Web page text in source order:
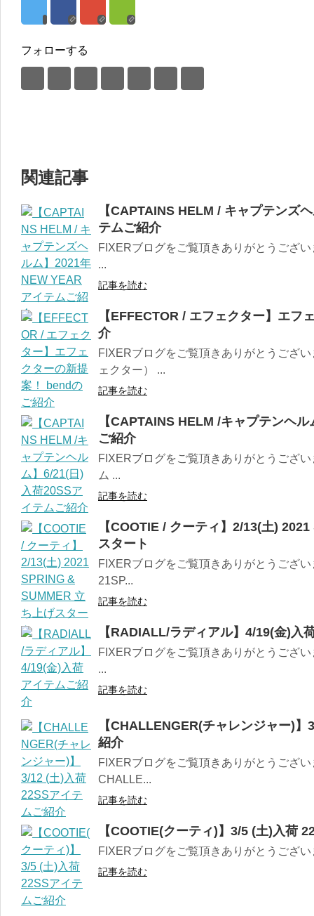
フォローする
関連記事
【CAPTAINS HELM / キャプテンズ
テムご紹介
FIXERブログをご覧頂きありがとうござ
...
記事を読む
【EFFECTOR / エフェクター】エフ
介
FIXERブログをご覧頂きありがとうござ
ェクター） ...
記事を読む
【CAPTAINS HELM /キャプテンヘ
ご紹介
FIXERブログをご覧頂きありがとうござ
ム ...
記事を読む
【COOTIE / クーティ】2/13(土)
スタート
FIXERブログをご覧頂きありがとうござ
21SP...
記事を読む
【RADIALL/ラディアル】4/19(金)入
FIXERブログをご覧頂きありがとうござ
...
記事を読む
【CHALLENGER(チャレンジャー)
紹介
FIXERブログをご覧頂きありがとうござ
CHALLE...
記事を読む
【COOTIE(クーティ)】3/5 (土)入荷
FIXERブログをご覧頂きありがとうござ
記事を読む